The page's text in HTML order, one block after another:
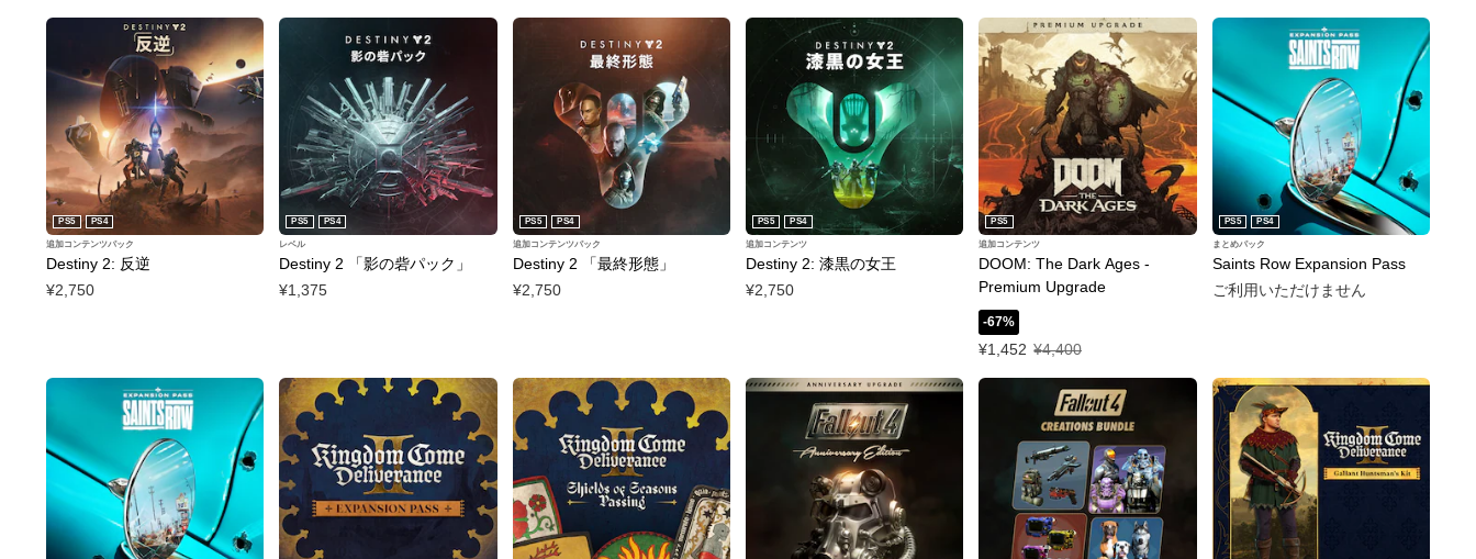
Destiny 2: 反逆
PS5 PS4
追加コンテンツパック
¥2,750
Destiny 2 「影の砦パック」
PS5 PS4
レベル
¥1,375
Destiny 2 「最終形態」
PS5 PS4
追加コンテンツパック
¥2,750
Destiny 2: 漆黒の女王
PS5 PS4
追加コンテンツ
¥2,750
DOOM: The Dark Ages -
Premium Upgrade
PS5
追加コンテンツ
-67%
¥1,452
特別価格 ¥1,452 通常価格 ¥4,400
¥4,400
Saints Row Expansion Pass
PS5 PS4
まとめパック
ご利用いただけません